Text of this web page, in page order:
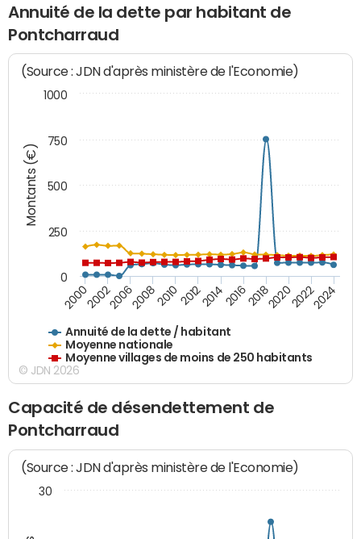
Annuité de la dette par habitant de
Pontcharraud
Montants (€)
(Source : JDN d'après ministère de l'Economie)
Annuité de la dette / habitant
Moyenne nationale
Moyenne villages de moins de 250 habitants
200020022006200820102012201420162018202020222024
0
250
500
750
1000
© JDN 2026
Capacité de désendettement de
Pontcharraud
(Source : JDN d'après ministère de l'Economie)
30